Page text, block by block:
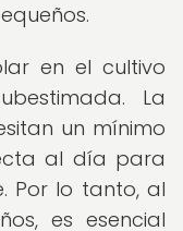
en el cultivo
La
un mínimo
al día para
Por lo tanto, al
es esencial